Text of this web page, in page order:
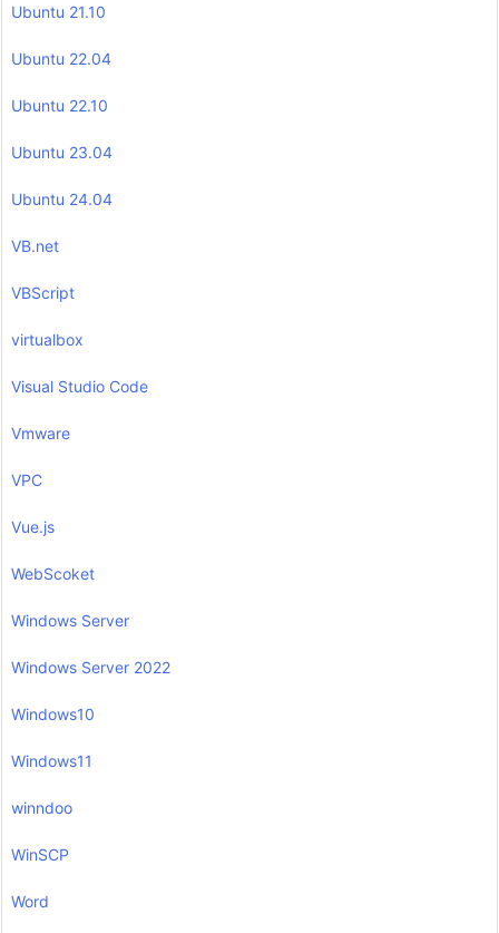
Ubuntu 21.10
Ubuntu 22.04
Ubuntu 22.10
Ubuntu 23.04
Ubuntu 24.04
VB.net
VBScript
virtualbox
Visual Studio Code
Vmware
VPC
Vue.js
WebScoket
Windows Server
Windows Server 2022
Windows10
Windows11
winndoo
WinSCP
Word